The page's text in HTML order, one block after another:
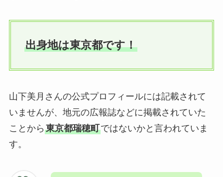
出身地は東京都です！
山下美月さんの公式プロフィールには記載されて
いませんが、地元の広報誌などに掲載されていた
ことから 東京都瑞穂町ではないかと言われていま
す。